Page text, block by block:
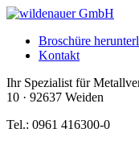
Skip
contentBroschüre
Kontakt
Ihr Spezialist für
10 · 92637 Weiden
Tel.: 0961 416300-0